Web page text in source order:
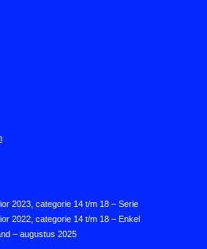
2023, categorie 14 t/m 18 – Serie
2022, categorie 14 t/m 18 – Enkel
– augustus 2025